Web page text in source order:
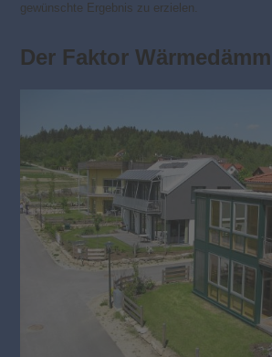
gewünschte Ergebnis zu erzielen.
Der Faktor